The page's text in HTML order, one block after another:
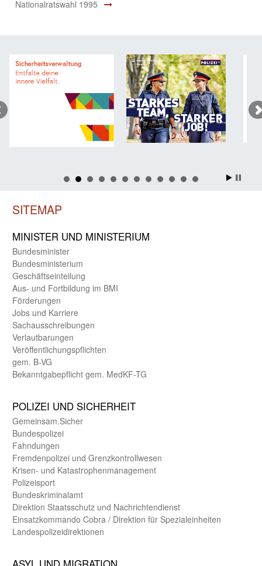
Nationalratswahl 1995
SITEMAP
MINISTER UND MINIST­ERIUM
Bundes­minister
Bundes­ministerium
Geschäfts­einteilung
Aus- und Fortbildung im BMI
Förderungen
Jobs und Karriere
Sachaus­schreibungen
Verlautbarungen
Veröffentlichungspflichten
gem. B-VG
Bekanntgabepflicht gem. MedKF-TG
POLIZEI UND SICHER­HEIT
Gemein­sam.Sicher
Bundes­polizei
Fahndungen
Fremdenpolizei und Grenzkontrollwesen
Krisen- und Katastrophen­management
Polizeisport
Bundes­kriminal­amt
Direktion Staats­schutz und Nach­richten­dienst
Einsatz­kommando Cobra / Direktion für Spezialeinheiten
Landes­polizei­direk­tionen